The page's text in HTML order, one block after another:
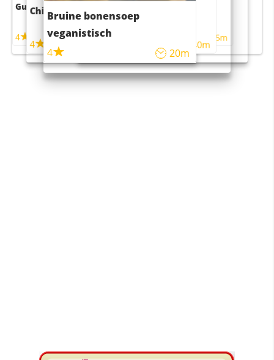
Guacamole
4
Chili con carne
4 45m
Bruine bonensoep
veganistisch
4
20m
Sushi rijstsalade
maaltijdsalade
40m
4 55m